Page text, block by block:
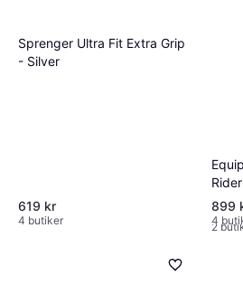
199
2
Sprenger Ultra Fit Extra Grip
- Silver
619 kr
4 butiker
899
4